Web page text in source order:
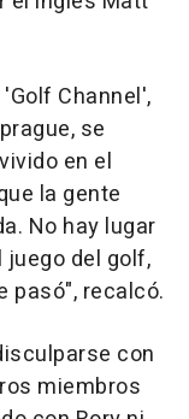
Channel',
se
en el
la gente
No hay lugar
juego del golf,
pasó", recalcó.
con
miembros